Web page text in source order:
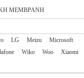
ΜΕΜΒΡΑΝΗ
LG Meizu
Microsoft
Wiko Woo
Xiaomi